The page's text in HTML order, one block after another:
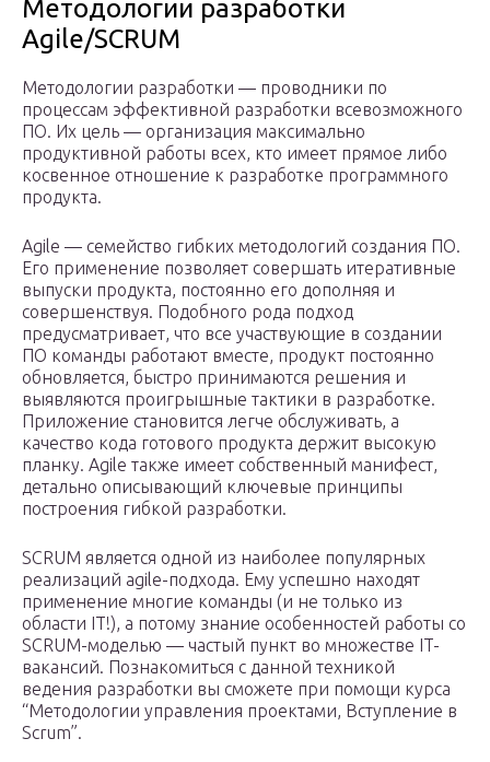
Методологии разработки
Agile/SCRUM
Методологии разработки — проводники по
процессам эффективной разработки всевозможного
ПО. Их цель — организация максимально
продуктивной работы всех, кто имеет прямое либо
косвенное отношение к разработке программного
продукта.
Agile — семейство гибких методологий создания ПО.
Его применение позволяет совершать итеративные
выпуски продукта, постоянно его дополняя и
совершенствуя. Подобного рода подход
предусматривает, что все участвующие в создании
ПО команды работают вместе, продукт постоянно
обновляется, быстро принимаются решения и
выявляются проигрышные тактики в разработке.
Приложение становится легче обслуживать, а
качество кода готового продукта держит высокую
планку. Agile также имеет собственный манифест,
детально описывающий ключевые принципы
построения гибкой разработки.
SCRUM является одной из наиболее популярных
реализаций agile-подхода. Ему успешно находят
применение многие команды (и не только из
области IT!), а потому знание особенностей работы со
SCRUM-моделью — частый пункт во множестве IT-
вакансий. Познакомиться с данной техникой
ведения разработки вы сможете при помощи курса
“Методологии управления проектами, Вступление в
Scrum”.